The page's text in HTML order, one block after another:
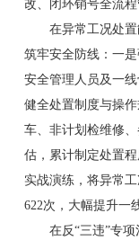
改、闭环销号全流
在异常工况处
筑牢安全防线：一是
安全管理人员及一
健全处置制度与操
车、非计划检维修
估，累计制定处置
实战演练，将异常
622次，大幅提升一
在反“三违”专